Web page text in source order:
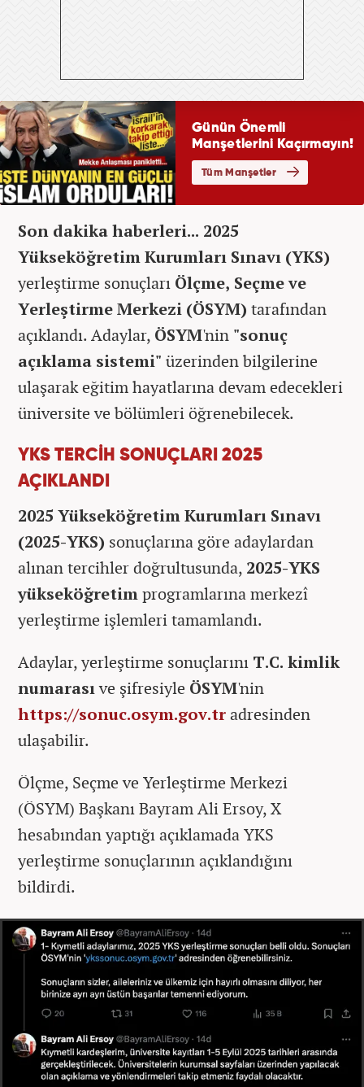
Son dakika haberleri... 2025
Yükseköğretim Kurumları Sınavı (YKS)
yerleştirme sonuçları Ölçme, Seçme ve
Yerleştirme Merkezi (ÖSYM) tarafından
açıklandı. Adaylar, ÖSYM'nin "sonuç
açıklama sistemi" üzerinden bilgilerine
ulaşarak eğitim hayatlarına devam edecekleri
üniversite ve bölümleri öğrenebilecek.
YKS TERCİH SONUÇLARI 2025
AÇIKLANDI
2025 Yükseköğretim Kurumları Sınavı
(2025-YKS) sonuçlarına göre adaylardan
alınan tercihler doğrultusunda, 2025-YKS
yükseköğretimprogramlarına merkezî
yerleştirme işlemleri tamamlandı.
Adaylar, yerleştirme sonuçlarını T.C. kimlik
numarasıve şifresiyle ÖSYM'nin
https://sonuc.osym.gov.tradresinden
ulaşabilir.
Ölçme, Seçme ve Yerleştirme Merkezi
(ÖSYM) Başkanı Bayram Ali Ersoy, X
hesabından yaptığı açıklamada YKS
yerleştirme sonuçlarının açıklandığını
bildirdi.